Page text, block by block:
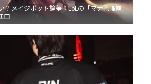
？メイジボット論争：LoLの「マナ管理崩
由